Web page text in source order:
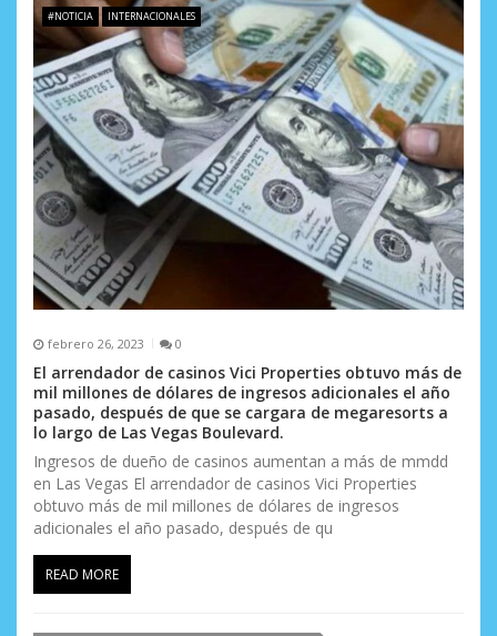
a
s
#NOTICIA INTERNACIONALES
febrero 26, 2023 0
El arrendador de casinos Vici Properties obtuvo más de
mil millones de dólares de ingresos adicionales el año
pasado, después de que se cargara de megaresorts a
lo largo de Las Vegas Boulevard.
Ingresos de dueño de casinos aumentan a más de mmdd
en Las Vegas El arrendador de casinos Vici Properties
obtuvo más de mil millones de dólares de ingresos
adicionales el año pasado, después de qu
READ MORE